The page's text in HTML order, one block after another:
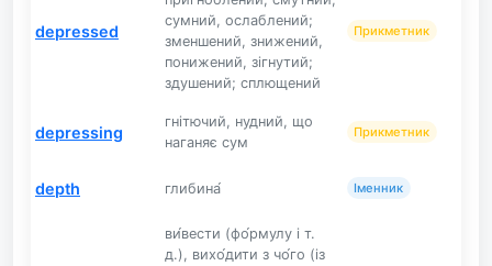
depressed
сумний, ослаблений;
зменшений, знижений,
понижений, зігнутий;
здушений; сплющений
Прикметник
depressing
гнітючий, нудний, що
наганяє сум
Прикметник
depth глибина́ Іменник
ви́вести (фо́рмулу і т.
д.), вихо́дити з чо́го (із